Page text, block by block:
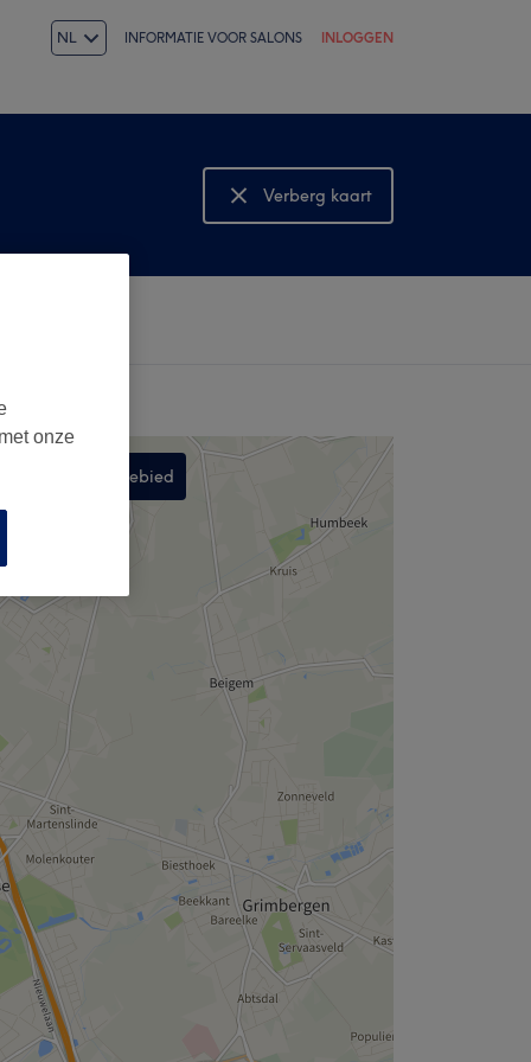
NL INFORMATIE VOOR SALONS INLOGGEN
Verberg kaart
Bekijk kaart
Zoek in dit gebied
onze